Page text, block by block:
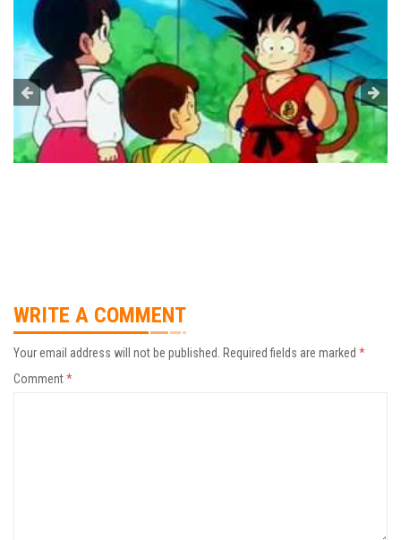
WRITE A COMMENT
Your email address will not be published. Required fields are marked *
Comment*